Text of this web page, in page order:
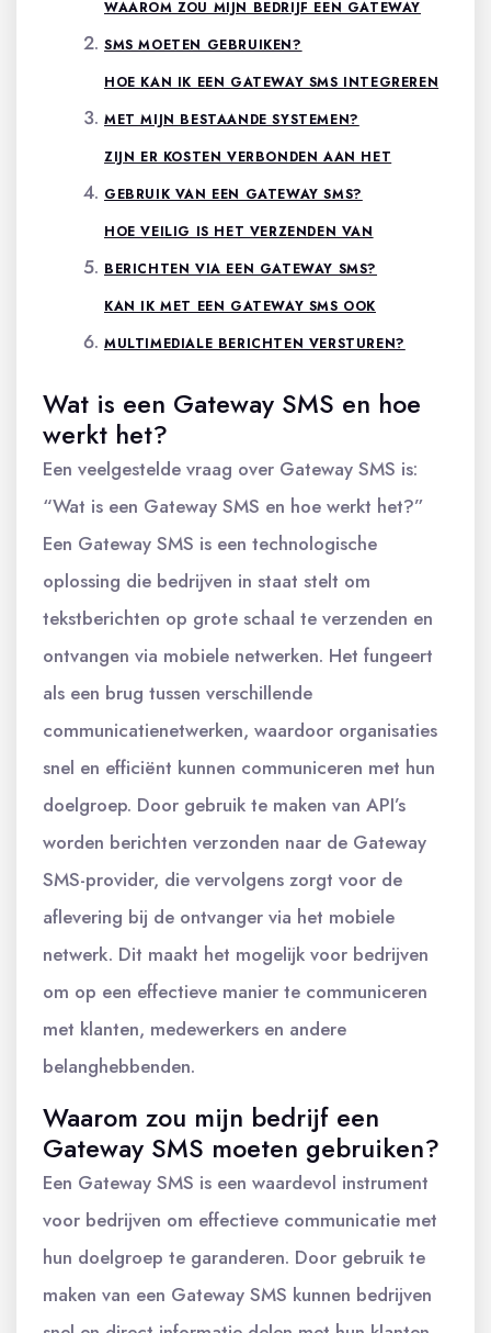
WAAROM ZOU MIJN BEDRIJF EEN GATEWAY
SMS MOETEN GEBRUIKEN?
HOE KAN IK EEN GATEWAY SMS INTEGREREN
MET MIJN BESTAANDE SYSTEMEN?
ZIJN ER KOSTEN VERBONDEN AAN HET
GEBRUIK VAN EEN GATEWAY SMS?
HOE VEILIG IS HET VERZENDEN VAN
BERICHTEN VIA EEN GATEWAY SMS?
KAN IK MET EEN GATEWAY SMS OOK
MULTIMEDIALE BERICHTEN VERSTUREN?
Wat is een Gateway SMS en hoe
werkt het?
Een veelgestelde vraag over Gateway SMS is:
“Wat is een Gateway SMS en hoe werkt het?”
Een Gateway SMS is een technologische
oplossing die bedrijven in staat stelt om
tekstberichten op grote schaal te verzenden en
ontvangen via mobiele netwerken. Het fungeert
als een brug tussen verschillende
communicatienetwerken, waardoor organisaties
snel en efficiënt kunnen communiceren met hun
doelgroep. Door gebruik te maken van API’s
worden berichten verzonden naar de Gateway
SMS-provider, die vervolgens zorgt voor de
aflevering bij de ontvanger via het mobiele
netwerk. Dit maakt het mogelijk voor bedrijven
om op een effectieve manier te communiceren
met klanten, medewerkers en andere
belanghebbenden.
Waarom zou mijn bedrijf een
Gateway SMS moeten gebruiken?
Een Gateway SMS is een waardevol instrument
voor bedrijven om effectieve communicatie met
hun doelgroep te garanderen. Door gebruik te
maken van een Gateway SMS kunnen bedrijven